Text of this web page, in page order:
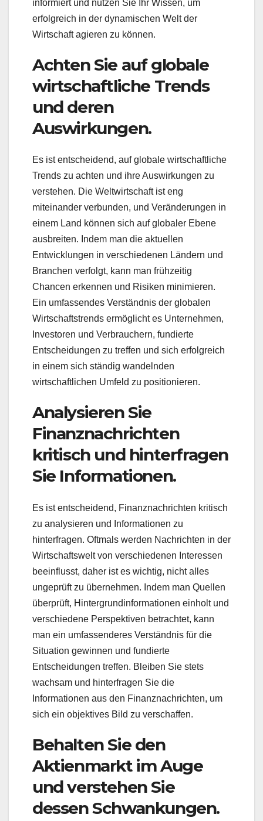
informiert und nutzen Sie Ihr Wissen, um
erfolgreich in der dynamischen Welt der
Wirtschaft agieren zu können.
Achten Sie auf globale
wirtschaftliche Trends
und deren
Auswirkungen.
Es ist entscheidend, auf globale wirtschaftliche
Trends zu achten und ihre Auswirkungen zu
verstehen. Die Weltwirtschaft ist eng
miteinander verbunden, und Veränderungen in
einem Land können sich auf globaler Ebene
ausbreiten. Indem man die aktuellen
Entwicklungen in verschiedenen Ländern und
Branchen verfolgt, kann man frühzeitig
Chancen erkennen und Risiken minimieren.
Ein umfassendes Verständnis der globalen
Wirtschaftstrends ermöglicht es Unternehmen,
Investoren und Verbrauchern, fundierte
Entscheidungen zu treffen und sich erfolgreich
in einem sich ständig wandelnden
wirtschaftlichen Umfeld zu positionieren.
Analysieren Sie
Finanznachrichten
kritisch und hinterfragen
Sie Informationen.
Es ist entscheidend, Finanznachrichten kritisch
zu analysieren und Informationen zu
hinterfragen. Oftmals werden Nachrichten in der
Wirtschaftswelt von verschiedenen Interessen
beeinflusst, daher ist es wichtig, nicht alles
ungeprüft zu übernehmen. Indem man Quellen
überprüft, Hintergrundinformationen einholt und
verschiedene Perspektiven betrachtet, kann
man ein umfassenderes Verständnis für die
Situation gewinnen und fundierte
Entscheidungen treffen. Bleiben Sie stets
wachsam und hinterfragen Sie die
Informationen aus den Finanznachrichten, um
sich ein objektives Bild zu verschaffen.
Behalten Sie den
Aktienmarkt im Auge
und verstehen Sie
dessen Schwankungen.